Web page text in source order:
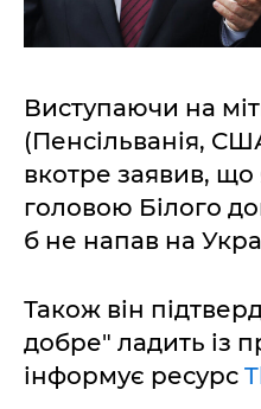
Виступаючи на
(Пенсільванія,
вкотре заявив, що
головою Білого
б не напав на
Також він
добре" ладить із
інформує ресурс